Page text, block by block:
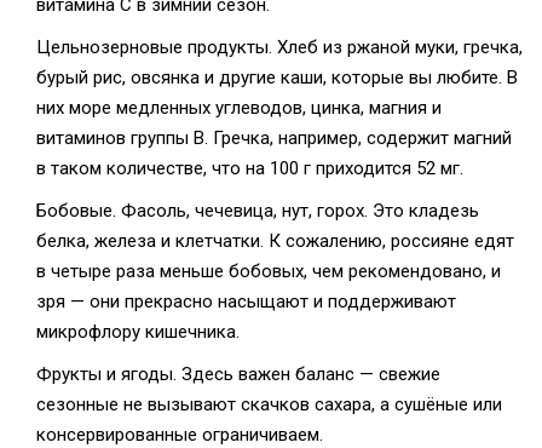
витамина C в зимний сезон.
Цельнозерновые продукты. Хлеб из ржаной муки, гречка,
бурый рис, овсянка и другие каши, которые вы любите. В
них море медленных углеводов, цинка, магния и
витаминов группы B. Гречка, например, содержит магний
в таком количестве, что на 100 г приходится 52 мг.
Бобовые. Фасоль, чечевица, нут, горох. Это кладезь
белка, железа и клетчатки. К сожалению, россияне едят
в четыре раза меньше бобовых, чем рекомендовано, и
зря — они прекрасно насыщают и поддерживают
микрофлору кишечника.
Фрукты и ягоды. Здесь важен баланс — свежие
сезонные не вызывают скачков сахара, а сушёные или
консервированные ограничиваем.